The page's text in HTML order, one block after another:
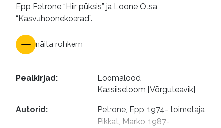
Epp Petrone “Hiir püksis” ja Loone Otsa
“Kasvuhoonekoerad”.
näita rohkem
Pealkirjad:
Loomalood
Kassiiseloom [Võrguteavik]
Autorid:
Petrone, Epp, 1974- toimetaja
Pikkat, Marko, 1987-